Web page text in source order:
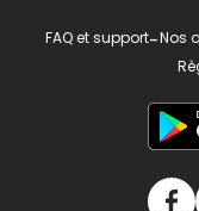
FAQ et support-Nos